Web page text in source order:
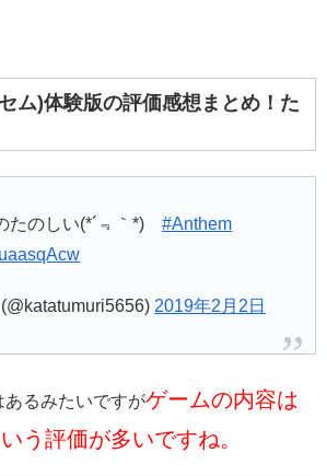
ム)体験版の評価感想まとめ！た
たのしい(*´﹃｀*)#Anthem
2019年2月2日
るみたいですがゲームの内容は
う評価が多いですね。